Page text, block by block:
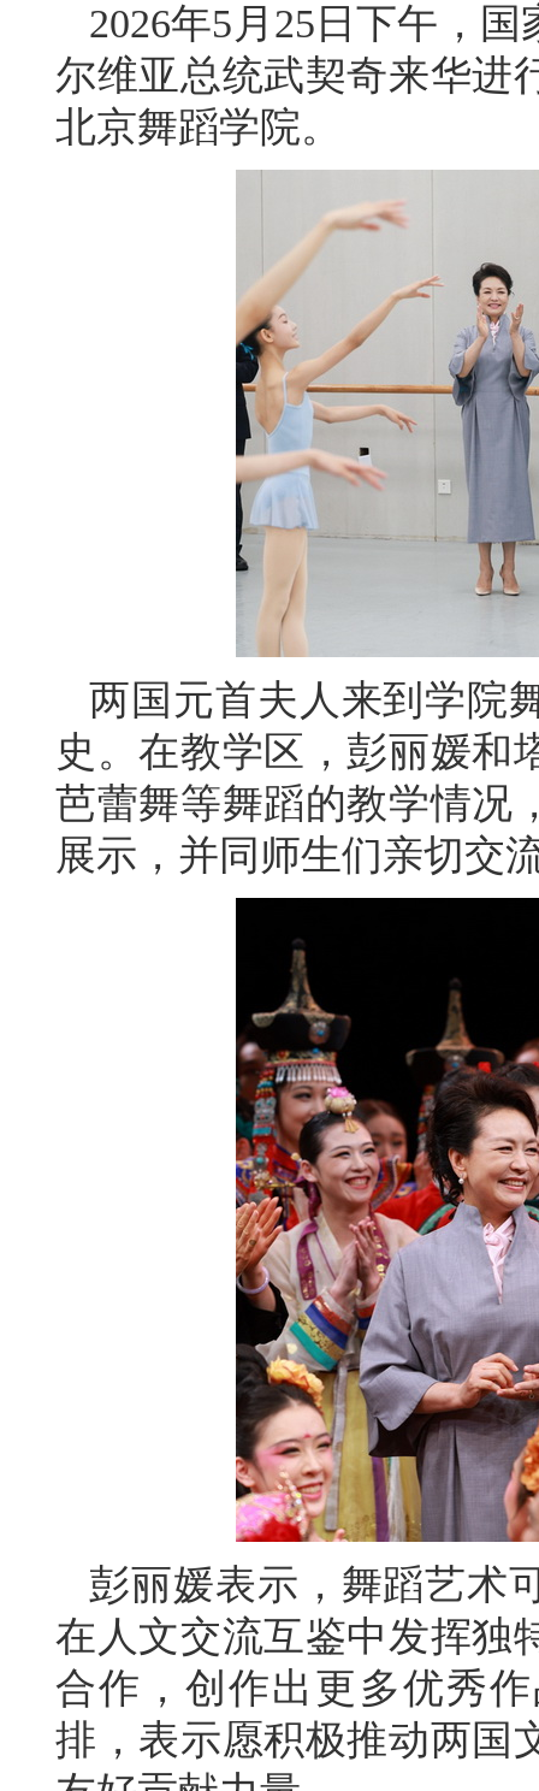
2026年5月25日下午，
尔维亚总统武契奇来华进
北京舞蹈学院。
两国元首夫人来到学院
史。在教学区，彭丽媛和
芭蕾舞等舞蹈的教学情况
展示，并同师生们亲切交
彭丽媛表示，舞蹈艺术
在人文交流互鉴中发挥独
合作，创作出更多优秀
排，表示愿积极推动两国